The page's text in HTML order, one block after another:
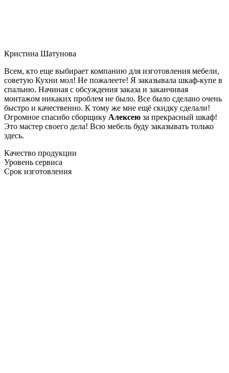
Кристина Шатунова
Всем, кто еще выбирает компанию для изготовления мебели,
советую Кухни мол! Не пожалеете! Я заказывала шкаф-купе в
спальню. Начиная с обсуждения заказа и заканчивая
монтажом никаких проблем не было. Все было сделано очень
быстро и качественно. К тому же мне ещё скидку сделали!
Огромное спасибо сборщику Алексею за прекрасный шкаф!
Это мастер своего дела! Всю мебель буду заказывать только
здесь.
Качество продукции
Уровень сервиса
Срок изготовления